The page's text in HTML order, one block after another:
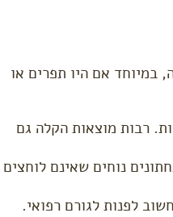
במיוחד אם היו תפרים או
רבות מוצאות הקלה גם
נוחים שאינם לוחצים
לפנות לגורם רפואי.